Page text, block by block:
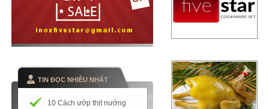
TIN ĐỌC NHIỀU NHẤT
10 Cách ướp thịt nướng